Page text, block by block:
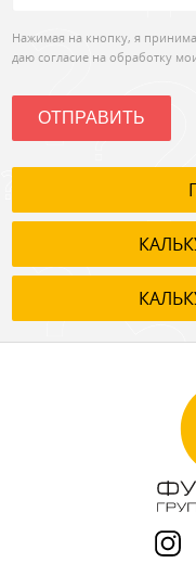
Нажимая на кнопку, я
даю согласие на обработку
ОТПРАВИТЬ